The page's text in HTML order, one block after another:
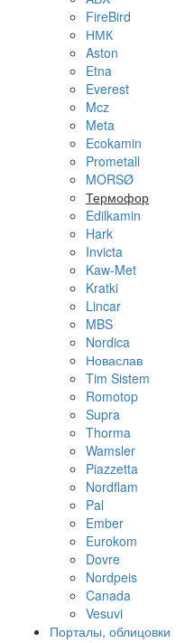
FireBird
НМК
Aston
Etna
Everest
Mcz
Meta
Ecokamin
Prometall
MORSØ
Термофор
Edilkamin
Hark
Invicta
Kaw-Met
Kratki
Lincar
MBS
Nordica
Новаслав
Tim Sistem
Romotop
Supra
Thorma
Wamsler
Piazzetta
Nordflam
Pal
Ember
Eurokom
Dovre
Nordpeis
Canada
Vesuvi
Порталы, облицовки